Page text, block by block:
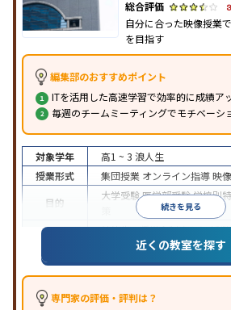
自分に合った映像授業
を目指す
編集部のおすすめポイント
ITを活用した高速学習で効率的に成績ア
毎週のチームミーティングでモチベーシ
続きを見る
対象学年 高1 ~ 3 浪人生
授業形式
集団授業 オンライン指導映
目的
大学受験医学部受験学校別
特待生・奨学金制度あり授
PC・タブレットを利用1科目
習のみの受講可
※2024年6月調査。大学受験塾・予備校のアン
近くの教室を探す
専門家の評価・評判は？